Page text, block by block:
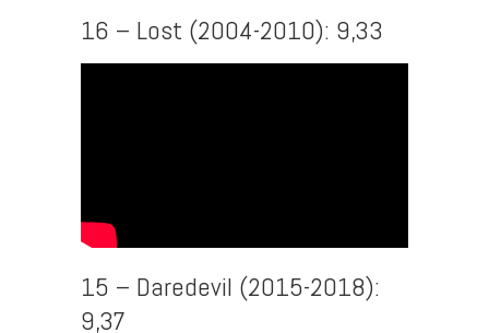
16 – Lost (2004-2010): 9,33
15 – Daredevil (2015-2018):
9,37